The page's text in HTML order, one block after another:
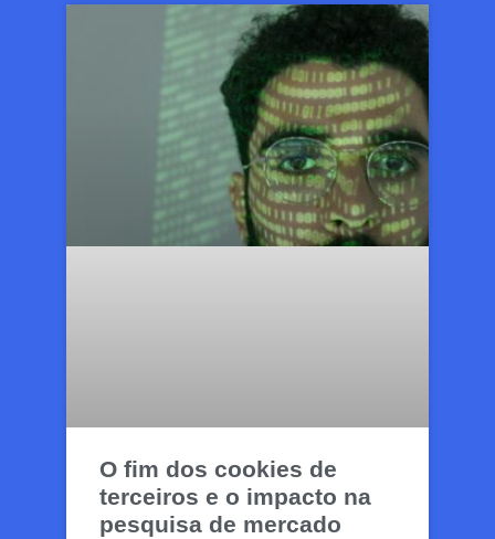
O fim dos cookies de
terceiros e o impacto na
pesquisa de mercado